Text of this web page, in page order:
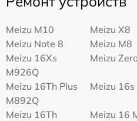
Meizu M10
Meizu X8
Meizu Note 8
Meizu M8
Meizu 16Xs
M926Q
Meizu
Meizu 16Th Plus
M892Q
Meizu 16s
Meizu 16Th
Meizu 16